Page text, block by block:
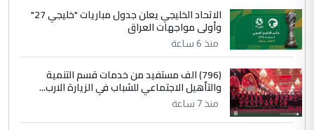
الموضوع :
الجواهري يرد على صدام حسين سل
مضجعيك يابن الزنا (نص كامل)
سردار
التعليق : واحد من عصابة علي ماما يسقط
جنسية الرافد الثالث للعراق ومن اصول عريقة
ابا فرات ...
الاتحاد الخليجي يعلن جدول مباريات "خليجي 27"
وأولى مواجهات العراق
منذ 6 ساعة
(796) الف مستفيد من خدمات قسم التنمية
والتأهيل الاجتماعي للشباب في الزيارة الارب...
منذ 7 ساعة